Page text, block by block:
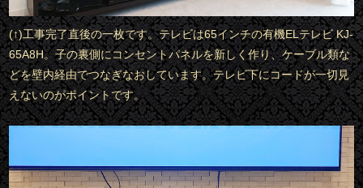
(↑)工事完了直後の一枚です。テレビは65インチの有機ELテレビ KJ-
65A8H。子の裏側にコンセントパネルを新しく作り、ケーブル類な
どを壁内経由でつなぎなおしています。テレビ下にコードが一切見
えないのがポイントです。